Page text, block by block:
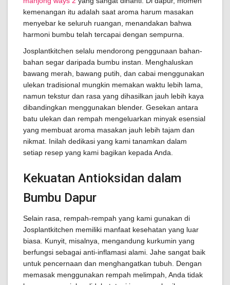
kemenangan itu adalah saat aroma harum masakan
menyebar ke seluruh ruangan, menandakan bahwa
harmoni bumbu telah tercapai dengan sempurna.
Josplantkitchen selalu mendorong penggunaan bahan-
bahan segar daripada bumbu instan. Menghaluskan
bawang merah, bawang putih, dan cabai menggunakan
ulekan tradisional mungkin memakan waktu lebih lama,
namun tekstur dan rasa yang dihasilkan jauh lebih kaya
dibandingkan menggunakan blender. Gesekan antara
batu ulekan dan rempah mengeluarkan minyak esensial
yang membuat aroma masakan jauh lebih tajam dan
nikmat. Inilah dedikasi yang kami tanamkan dalam
setiap resep yang kami bagikan kepada Anda.
Kekuatan Antioksidan dalam
Bumbu Dapur
Selain rasa, rempah-rempah yang kami gunakan di
Josplantkitchen memiliki manfaat kesehatan yang luar
biasa. Kunyit, misalnya, mengandung kurkumin yang
berfungsi sebagai anti-inflamasi alami. Jahe sangat baik
untuk pencernaan dan menghangatkan tubuh. Dengan
memasak menggunakan rempah melimpah, Anda tidak